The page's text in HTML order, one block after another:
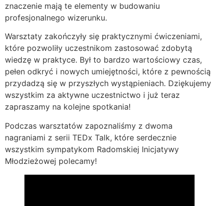
znaczenie mają te elementy w budowaniu
profesjonalnego wizerunku.
Warsztaty zakończyły się praktycznymi ćwiczeniami,
które pozwoliły uczestnikom zastosować zdobytą
wiedzę w praktyce. Był to bardzo wartościowy czas,
pełen odkryć i nowych umiejętności, które z pewnością
przydadzą się w przyszłych wystąpieniach. Dziękujemy
wszystkim za aktywne uczestnictwo i już teraz
zapraszamy na kolejne spotkania!
Podczas warsztatów zapoznaliśmy z dwoma
nagraniami z serii TEDx Talk, które serdecznie
wszystkim sympatykom Radomskiej Inicjatywy
Młodzieżowej polecamy!